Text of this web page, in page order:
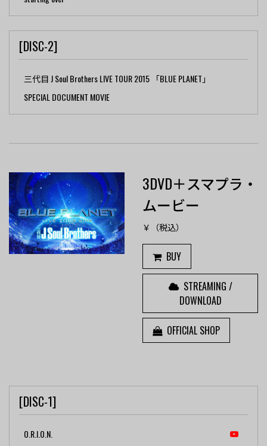
[DISC-2]
三代目 J Soul Brothers LIVE TOUR 2015 「BLUE PLANET」
SPECIAL DOCUMENT MOVIE
3DVD＋スマプラ・
ムービー
￥（税込）
BUY
STREAMING /
DOWNLOAD
OFFICIAL SHOP
[DISC-1]
O.R.I.O.N.